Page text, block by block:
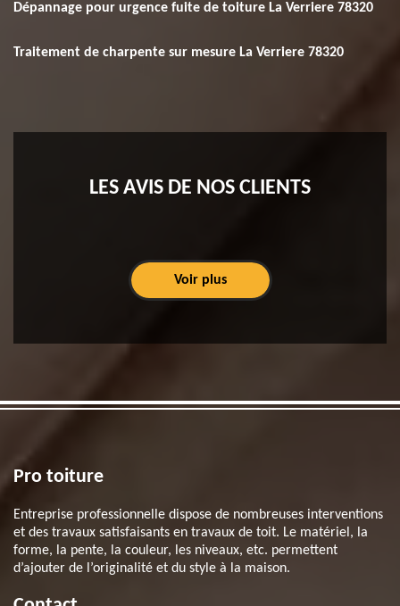
Dépannage pour urgence fuite de toiture La Verriere 78320
Traitement de charpente sur mesure La Verriere 78320
LES AVIS DE NOS CLIENTS
Voir plus
Pro toiture
Entreprise professionnelle dispose de nombreuses interventions
et des travaux satisfaisants en travaux de toit. Le matériel, la
forme, la pente, la couleur, les niveaux, etc. permettent
d’ajouter de l’originalité et du style à la maison.